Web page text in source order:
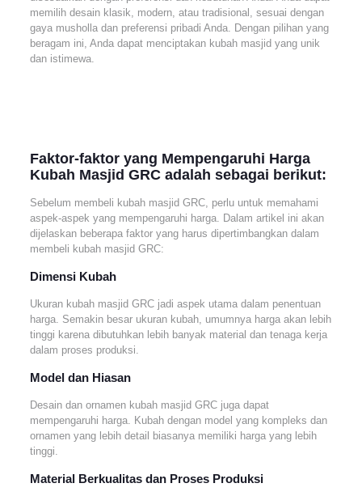
memilih desain klasik, modern, atau tradisional, sesuai dengan
gaya musholla dan preferensi pribadi Anda. Dengan pilihan yang
beragam ini, Anda dapat menciptakan kubah masjid yang unik
dan istimewa.
Faktor-faktor yang Mempengaruhi Harga
Kubah Masjid GRC adalah sebagai berikut:
Sebelum membeli kubah masjid GRC, perlu untuk memahami
aspek-aspek yang mempengaruhi harga. Dalam artikel ini akan
dijelaskan beberapa faktor yang harus dipertimbangkan dalam
membeli kubah masjid GRC:
Dimensi Kubah
Ukuran kubah masjid GRC jadi aspek utama dalam penentuan
harga. Semakin besar ukuran kubah, umumnya harga akan lebih
tinggi karena dibutuhkan lebih banyak material dan tenaga kerja
dalam proses produksi.
Model dan Hiasan
Desain dan ornamen kubah masjid GRC juga dapat
mempengaruhi harga. Kubah dengan model yang kompleks dan
ornamen yang lebih detail biasanya memiliki harga yang lebih
tinggi.
Material Berkualitas dan Proses Produksi